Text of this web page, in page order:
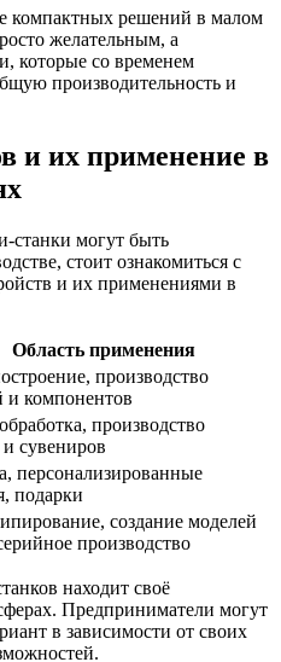
компактных решений в малом
желательным, а
которые со временем
производительность и
и их применение в
станки могут быть
стоит ознакомиться с
и их применениями в
Область применения
производство
и компонентов
производство
сувениров
персонализированные
подарки
создание моделей
производство
находит своё
Предприниматели могут
в зависимости от своих